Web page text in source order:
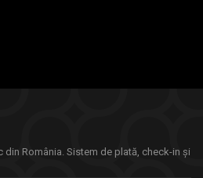
România. Sistem de plată, check-in și